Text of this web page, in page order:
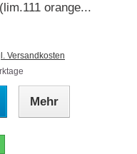
orange...
Versandkosten
Mehr